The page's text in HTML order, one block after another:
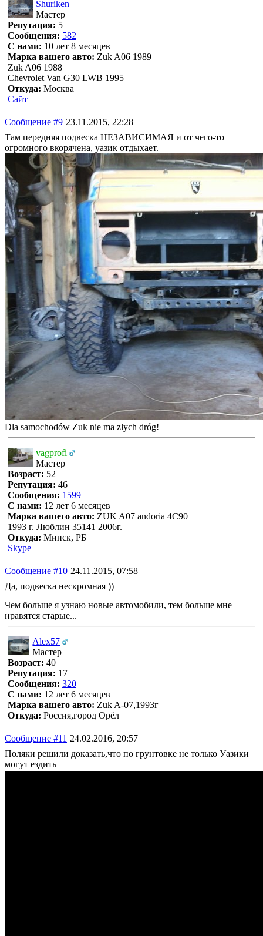
Shuriken
Мастер
Репутация: 5
Сообщения: 582
С нами: 10 лет 8 месяцев
Марка вашего авто: Zuk A06 1989
Zuk A06 1988
Chevrolet Van G30 LWB 1995
Откуда: Москва
Сайт
Сообщение #9 23.11.2015, 22:28
Там передняя подвеска НЕЗАВИСИМАЯ и от чего-то
огромного вкорячена, уазик отдыхает.
Dla samochodów Zuk nie ma złych dróg!
vagprofi
Мастер
Возраст: 52
Репутация: 46
Сообщения: 1599
С нами: 12 лет 6 месяцев
Марка вашего авто: ZUK A07 andoria 4C90
1993 г. Люблин 35141 2006г.
Откуда: Минск, РБ
Skype
Сообщение #10 24.11.2015, 07:58
Да, подвеска нескромная ))
Чем больше я узнаю новые автомобили, тем больше мне
нравятся старые...
Alex57
Мастер
Возраст: 40
Репутация: 17
Сообщения: 320
С нами: 12 лет 6 месяцев
Марка вашего авто: Zuk A-07,1993г
Откуда: Россия,город Орёл
Сообщение #11 24.02.2016, 20:57
Поляки решили доказать,что по грунтовке не только Уазики
могут ездить